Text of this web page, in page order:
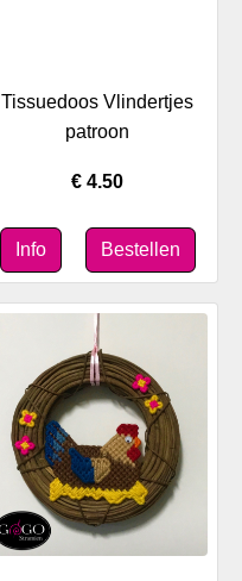
Tissuedoos Vlindertjes
patroon
€ 4.50